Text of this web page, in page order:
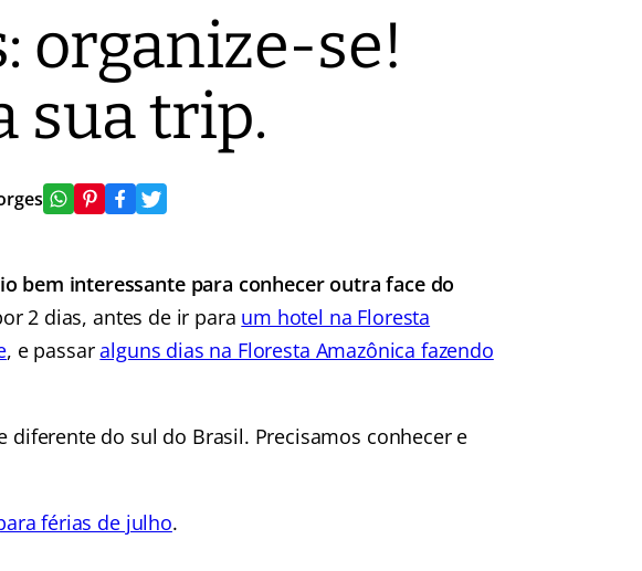
organize-se!
sua trip.
bem interessante para conhecer outra face do
2 dias, antes de ir para um hotel na Floresta
, e passaralguns dias na Floresta Amazônica fazendo
diferente do sul do Brasil. Precisamos conhecer e
férias de julho.